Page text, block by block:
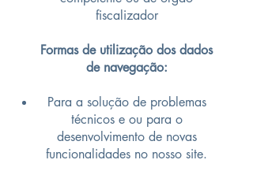
fiscalizador
Formas de utilização dos dados
de navegação:
Para a solução de problemas
técnicos e ou para o
desenvolvimento de novas
funcionalidades no nosso site.